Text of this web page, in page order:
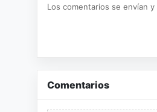
Los comentarios se envían
Comentarios